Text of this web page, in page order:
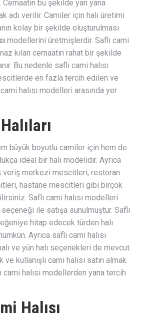
bu şekilde yan yana
adı verilir. Camiler için halı üretimi
kolay bir şekilde oluşturulması
modellerini üretmişlerdir. Saflı cami
kılan cemaatin rahat bir şekilde
Bu nedenle saflı cami halısı
en fazla tercih edilen ve
halısı modelleri arasında yer
büyük boyutlu camiler için hem de
ideal bir halı modelidir. Ayrıca
veriş merkezi mescitleri, restoran
hastane mescitleri gibi birçok
Saflı cami halısı modelleri
ile satışa sunulmuştur. Saflı
hitap edecek türden halı
Ayrıca saflı cami halısı
ve yün halı seçenekleri de mevcut.
kullanışlı cami halısı satın almak
halısı modellerden yana tercih
Halısı